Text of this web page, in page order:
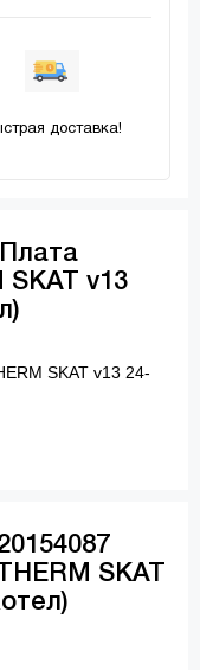
доставка!
SKAT v13
SKAT v13 24-
SKAT